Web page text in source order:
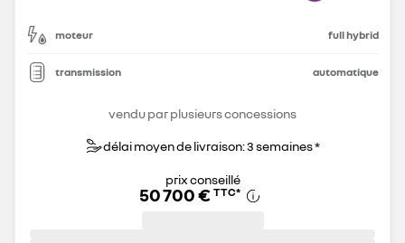
moteur full hybrid
transmission automatique
vendu par plusieurs concessions
délai moyen de livraison: 3 semaines *
prix conseillé
50 700 € TTC*